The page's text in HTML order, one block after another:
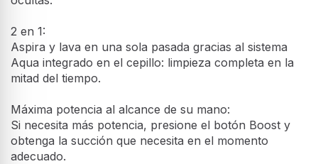
2 en 1:
Aspira y lava en una sola pasada gracias al sistema
Aqua integrado en el cepillo: limpieza completa en la
mitad del tiempo.
Máxima potencia al alcance de su mano:
Si necesita más potencia, presione el botón Boost y
obtenga la succión que necesita en el momento
adecuado.